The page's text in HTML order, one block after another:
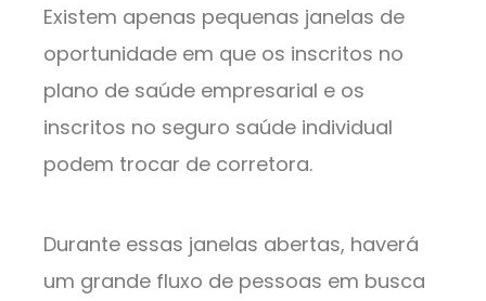
Existem apenas pequenas janelas de
oportunidade em que os inscritos no
plano de saúde empresarial e os
inscritos no seguro saúde individual
podem trocar de corretora.
Durante essas janelas abertas, haverá
um grande fluxo de pessoas em busca